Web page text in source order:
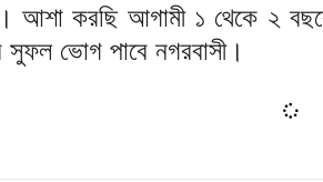
আশা করছি আগামী ১ থেকে ২
সুফল ভোগ পাবে নগরবাসী।